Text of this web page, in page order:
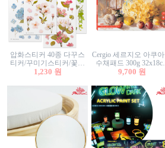
압화스티커 40종 다꾸스
티커/꾸미기스티커/꽃스
티커/압화꽃책갈피/팬시
1,230 원
Cergio 세르지오 아쿠아
수채패드 300g
12매 1면제본
9,700 원